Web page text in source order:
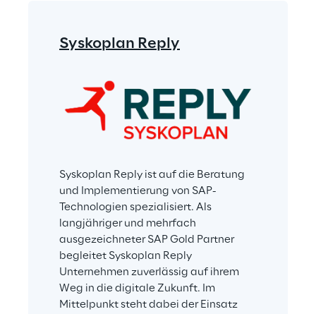
Syskoplan Reply
Syskoplan Reply ist auf die Beratung
und Implementierung von SAP-
Technologien spezialisiert. Als
langjähriger und mehrfach
ausgezeichneter SAP Gold Partner
begleitet Syskoplan Reply
Unternehmen zuverlässig auf ihrem
Weg in die digitale Zukunft. Im
Mittelpunkt steht dabei der Einsatz